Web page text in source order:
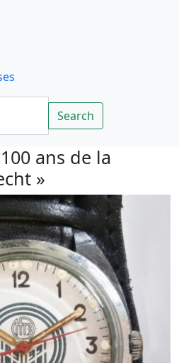
Rechercher
Search
ans de la
»